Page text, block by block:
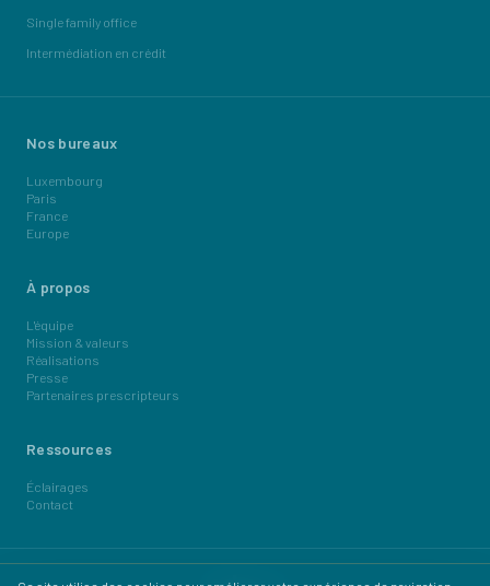
Single family office
Intermédiation en crédit
Nos bureaux
Luxembourg
Paris
France
Europe
À propos
L'équipe
Mission & valeurs
Réalisations
Presse
Partenaires prescripteurs
Ressources
Éclairages
Contact